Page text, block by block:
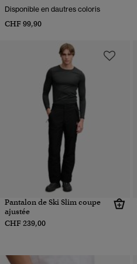
Disponible en dautres coloris
CHF 99,90
Pantalon de Ski Slim coupe
ajustée
CHF 239,00